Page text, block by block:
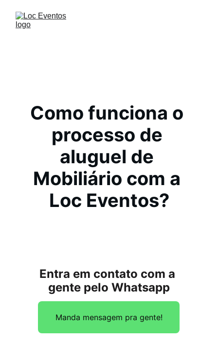
Como funciona o
processo de
aluguel de
Mobiliário com a
Loc Eventos?
Entra em contato com a
gente pelo Whatsapp
Manda mensagem pra gente!